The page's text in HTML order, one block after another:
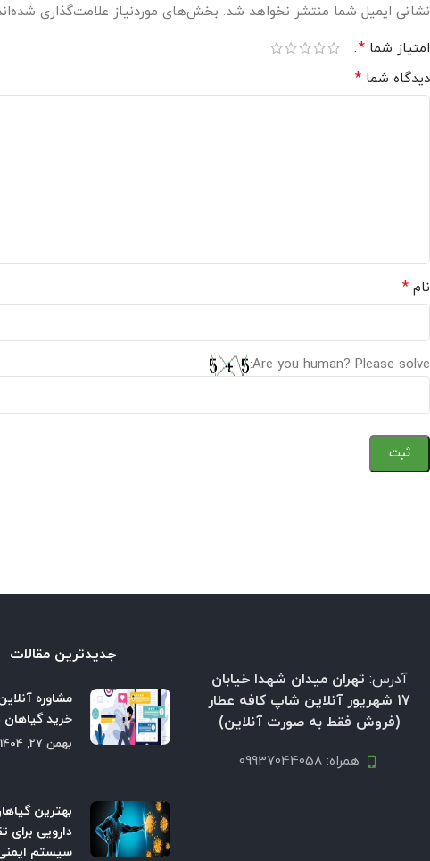
نشانی ایمیل شما منتشر نخواهد شد. بخش‌های موردنیاز علامت‌گذاری
امتیاز شما *
دیدگاه شما *
نام *
Are you human? Please solve:
آدرس: تهران میدان شهدا خیابان
17 شهریور آنلاین شاپ کافه عطار
(فروش فقط به صورت آنلاین)
همراه: 09937044058
جدیدترین مقالات
مشاوره
خرید گیاهان
بهمن 27, 1404
بهترین
دارویی برای
سیستم